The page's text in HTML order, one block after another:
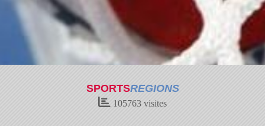
SPORTSREGIONS
105763 visites